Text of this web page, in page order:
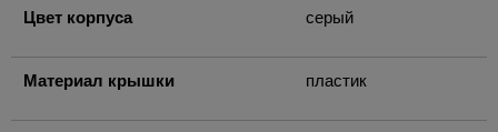
Цвет корпуса серый
Материал крышки пластик